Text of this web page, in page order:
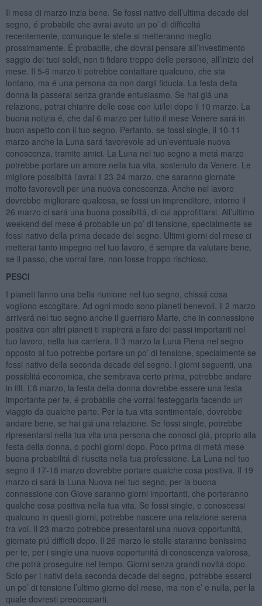
Il mese di marzo inzia bene. Se fossi nativo dell’ultima decade del
segno, é probabile che avrai avuto un po’ di difficoltá
recentemente, comunque le stelle si metteranno meglio
prossimamente. É probabile, che dovrai pensare all’investimento
saggio dei tuoi soldi, non ti fidare troppo delle persone, all’inizio del
mese. Il 5-6 marzo ti potrebbe contattare qualcuno, che sta
lontano, ma é una persona da non dargli fiducia. La festa della
donna la passerai senza grande entusiasmo. Se hai giá una
relazione, potrai chiarire delle cose con lui/lei dopo il 10 marzo. La
buona notizia é, che dal 6 marzo per tutto il mese Venere sará in
buon aspetto con il tuo segno. Pertanto, se fossi single, il 10-11
marzo anche la Luna sará favorevole ad un’eventuale nuova
conoscenza, tramite amici. La Luna nel tuo segno a metá marzo
potrebbe portare un amore nella tua vita, sostenuto da Venere. Le
migliore possiblitá l’avrai il 23-24 marzo, che saranno giornate
molto favorevoli per una nuova conoscenza. Anche nel lavoro
dovrebbe migliorare qualcosa, se fossi un imprenditore, intorno il
26 marzo ci sará una buona possiblitá, di cui approfittarsi. All’ultimo
weekend del mese é probabile un po’ di tensione, specialmente se
fossi nativo della prima decade del segno. Ultimi giorni del mese ci
metterai tanto impegno nel tuo lavoro, é sempre da valutare bene,
se il passo, che vorrai fare, non fosse troppo rischioso.
PESCI
I pianeti fanno una bella riunione nel tuo segno, chissá cosa
vogliono escogitare. Ad ogni modo sono pianeti benevoli, il 2 marzo
arriverá nel tuo segno anche il guerriero Marte, che in connessione
positiva con altri pianeti ti inspirerá a fare dei passi importanti nel
tuo lavoro, nella tua carriera. Il 3 marzo la Luna Piena nel segno
opposto al tuo potrebbe portare un po’ di tensione, specialmente se
fossi nativo della seconda decade del segno. I giorni seguenti, una
possiblitá economica, che sembrava certo prima, potrebbe andare
in tilt. L’8 marzo, la festa della donna dovrebbe essere una festa
importante per te, é probabile che vorrai festeggarla facendo un
viaggio da qualche parte. Per la tua vita sentimentale, dovrebbe
andare bene, se hai giá una relazione. Se fossi single, potrebbe
ripresentarsi nella tua vita una persona che conosci giá, proprio alla
festa della donna, o pochi giorni dopo. Poco prima di metá mese
buona probabilitá di riuscita nella tua professione. La Luna nel tuo
segno il 17-18 marzo dovrebbe portare qualche cosa positiva. Il 19
marzo ci sará la Luna Nuova nel tuo segno, per la buona
connessione con Giove saranno giorni importanti, che porteranno
qualche cosa positiva nella tua vita. Se fossi single, e conoscessi
qualcuno in questi giorni, potrebbe nascere una relazione serena
tra voi. Il 23 marzo potrebbe presentarsi una nuova opportunitá,
giornate piú difficili dopo. Il 26 marzo le stelle staranno benissimo
per te, per i single una nuova opportunitá di conoscenza valorosa,
che potrá proseguire nel tempo. Giorni senza grandi novitá dopo.
Solo per i nativi della seconda decade del segno, potrebbe esserci
un po’ di tensione l’ultimo giorno del mese, ma non c’ e nulla, per la
quale dovresti preoccuparti.